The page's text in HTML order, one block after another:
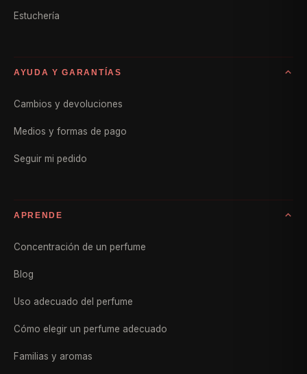
Estuchería
AYUDA Y GARANTÍAS
Cambios y devoluciones
Medios y formas de pago
Seguir mi pedido
APRENDE
Concentración de un perfume
Blog
Uso adecuado del perfume
Cómo elegir un perfume adecuado
Familias y aromas